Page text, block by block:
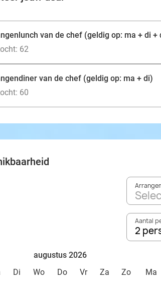
van de chef (geldig op: ma + di +
62
van de chef (geldig op: ma + di)
60
Aantal
2
augustus 2026
Di Wo Do Vr Za Zo
Ma